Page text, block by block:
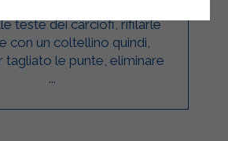
teste dei carciofi, rifilarle
con un coltellino quindi,
tagliato le punte, eliminare
...